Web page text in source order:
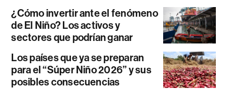
¿Cómo invertir ante el fenómeno
de El Niño? Los activos y
sectores que podrían ganar
Los países que ya se preparan
para el “Súper Niño 2026” y sus
posibles consecuencias